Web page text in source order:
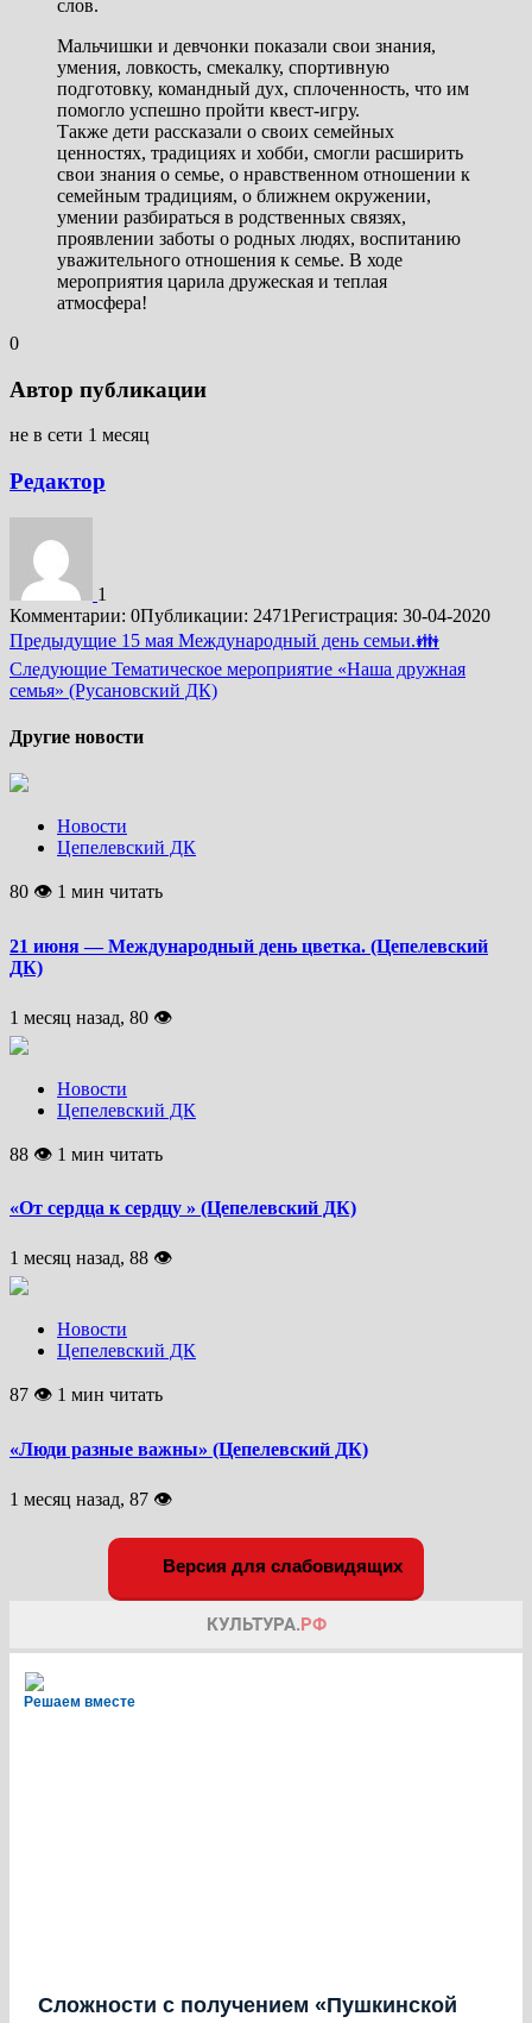
слов.
Мальчишки и девчонки показали свои знания,
умения, ловкость, смекалку, спортивную
подготовку, командный дух, сплоченность, что им
помогло успешно пройти квест-игру.
Также дети рассказали о своих семейных
ценностях, традициях и хобби, смогли расширить
свои знания о семье, о нравственном отношении к
семейным традициям, о ближнем окружении,
умении разбираться в родственных связях,
проявлении заботы о родных людях, воспитанию
уважительного отношения к семье. В ходе
мероприятия царила дружеская и теплая
атмосфера!
0
Автор публикации
не в сети 1 месяц
Редактор
1
Комментарии: 0Публикации: 2471Регистрация: 30-04-2020
Подробнее
Предыдущие 15 мая Международный день семьи.👪
Следующие Тематическое мероприятие «Наша дружная
семья» (Русановский ДК)
Другие новости
Новости
Цепелевский ДК
80 👁 1 мин читать
21 июня — Международный день цветка. (Цепелевский
ДК)
1 месяц назад, 80 👁
Новости
Цепелевский ДК
88 👁 1 мин читать
«От сердца к сердцу » (Цепелевский ДК)
1 месяц назад, 88 👁
Новости
Цепелевский ДК
87 👁 1 мин читать
«Люди разные важны» (Цепелевский ДК)
1 месяц назад, 87 👁
Версия для слабовидящих
Решаем вместе
Сложности с получением «Пушкинской